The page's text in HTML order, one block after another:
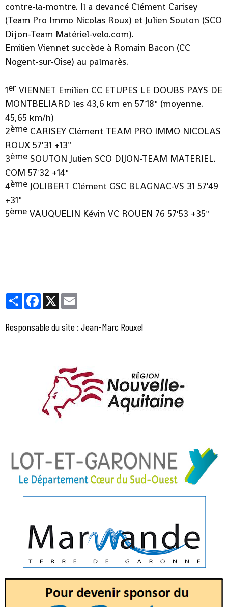
contre-la-montre. Il a devancé Clément Carisey
(Team Pro Immo Nicolas Roux) et Julien Souton (SCO
Dijon-Team Matériel-velo.com).
Emilien Viennet succède à Romain Bacon (CC
Nogent-sur-Oise) au palmarès.
1er VIENNET Emilien CC ETUPES LE DOUBS PAYS DE
MONTBELIARD les 43,6 km en 57'18" (moyenne.
45,65 km/h)
2ème CARISEY Clément TEAM PRO IMMO NICOLAS
ROUX 57'31 +13"
3ème SOUTON Julien SCO DIJON-TEAM MATERIEL.
COM 57'32 +14"
4ème JOLIBERT Clément GSC BLAGNAC-VS 31 57'49
+31"
5ème VAUQUELIN Kévin VC ROUEN 76 57'53 +35"
PartagerFacebook
X
Responsable du site : Jean-Marc Rouxel